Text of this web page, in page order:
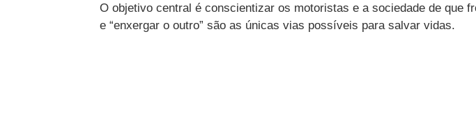
O objetivo central é conscientizar os motoristas e a sociedade de que
e “enxergar o outro” são as únicas vias possíveis para salvar vidas.